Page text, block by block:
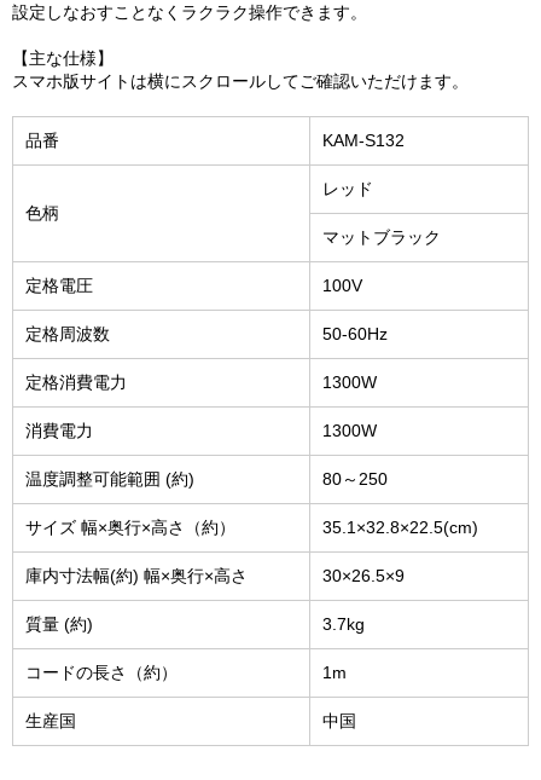
設定しなおすことなくラクラク操作できます。
【主な仕様】
スマホ版サイトは横にスクロールしてご確認いただけます。
品番 KAM-S132
色柄
レッド
マットブラック
定格電圧 100V
定格周波数 50-60Hz
定格消費電力 1300W
消費電力 1300W
温度調整可能範囲 (約) 80～250
サイズ 幅×奥行×高さ（約） 35.1×32.8×22.5(cm)
庫内寸法幅(約) 幅×奥行×高さ 30×26.5×9
質量 (約) 3.7kg
コードの長さ（約） 1m
生産国 中国